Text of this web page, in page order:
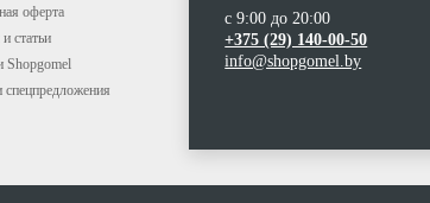
оферта
статьи
Shopgomel
с 9:00 до 20:00
+375 (29) 140-00-50
info@shopgomel.by